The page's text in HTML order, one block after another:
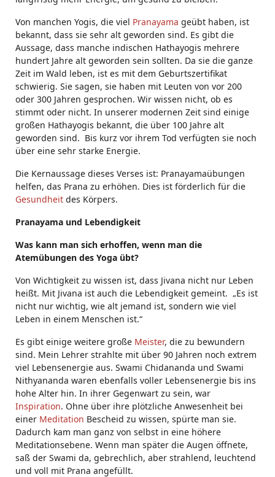
Von manchen Yogis, die viel Pranayama geübt haben, ist
bekannt, dass sie sehr alt geworden sind. Es gibt die
Aussage, dass manche indischen Hathayogis mehrere
hundert Jahre alt geworden sein sollten. Da sie die ganze
Zeit im Wald leben, ist es mit dem Geburtszertifikat
schwierig. Sie sagen, sie haben mit Leuten von vor 200
oder 300 Jahren gesprochen. Wir wissen nicht, ob es
stimmt oder nicht. In unserer modernen Zeit sind einige
großen Hathayogis bekannt, die über 100 Jahre alt
geworden sind. Bis kurz vor ihrem Tod verfügten sie noch
über eine sehr starke Energie.
Die Kernaussage dieses Verses ist: Pranayamaübungen
helfen, das Prana zu erhöhen. Dies ist förderlich für die
Gesundheit des Körpers.
Pranayama und Lebendigkeit
Was kann man sich erhoffen, wenn man die
Atemübungen des Yoga übt?
Von Wichtigkeit zu wissen ist, dass Jivana nicht nur Leben
heißt. Mit Jivana ist auch die Lebendigkeit gemeint. „Es ist
nicht nur wichtig, wie alt jemand ist, sondern wie viel
Leben in einem Menschen ist.“
Es gibt einige weitere große Meister, die zu bewundern
sind. Mein Lehrer strahlte mit über 90 Jahren noch extrem
viel Lebensenergie aus. Swami Chidananda und Swami
Nithyananda waren ebenfalls voller Lebensenergie bis ins
hohe Alter hin. In ihrer Gegenwart zu sein, war
Inspiration. Ohne über ihre plötzliche Anwesenheit bei
einer Meditation Bescheid zu wissen, spürte man sie.
Dadurch kam man ganz von selbst in eine höhere
Meditationsebene. Wenn man später die Augen öffnete,
saß der Swami da, gebrechlich, aber strahlend, leuchtend
und voll mit Prana angefüllt.